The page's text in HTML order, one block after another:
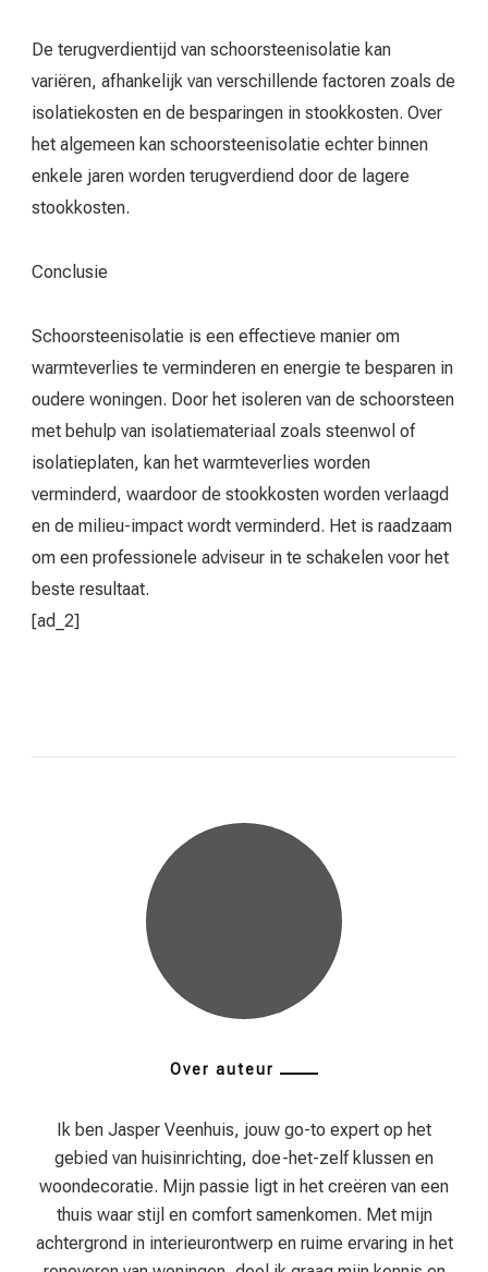
De terugverdientijd van schoorsteenisolatie kan
variëren, afhankelijk van verschillende factoren zoals de
isolatiekosten en de besparingen in stookkosten. Over
het algemeen kan schoorsteenisolatie echter binnen
enkele jaren worden terugverdiend door de lagere
stookkosten.
Conclusie
Schoorsteenisolatie is een effectieve manier om
warmteverlies te verminderen en energie te besparen in
oudere woningen. Door het isoleren van de schoorsteen
met behulp van isolatiemateriaal zoals steenwol of
isolatieplaten, kan het warmteverlies worden
verminderd, waardoor de stookkosten worden verlaagd
en de milieu-impact wordt verminderd. Het is raadzaam
om een professionele adviseur in te schakelen voor het
beste resultaat.
[ad_2]
Over auteur
Ik ben Jasper Veenhuis, jouw go-to expert op het
gebied van huisinrichting, doe-het-zelf klussen en
woondecoratie. Mijn passie ligt in het creëren van een
thuis waar stijl en comfort samenkomen. Met mijn
achtergrond in interieurontwerp en ruime ervaring in het